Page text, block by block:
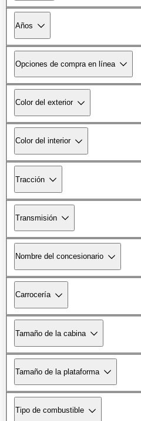
Años
Opciones de compra en línea
Color del exterior
Color del interior
Tracción
Transmisión
Nombre del concesionario
Carrocería
Tamaño de la cabina
Tamaño de la plataforma
Tipo de combustible